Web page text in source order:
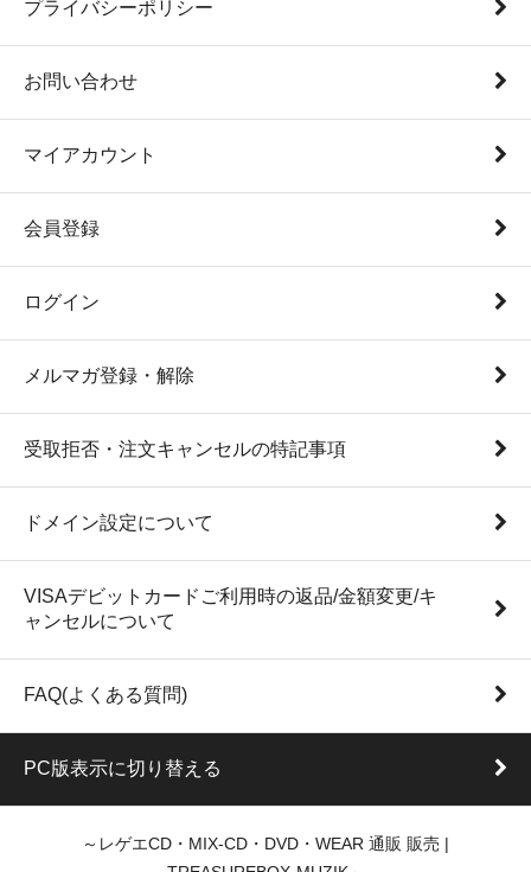
プライバシーポリシー
お問い合わせ
マイアカウント
会員登録
ログイン
メルマガ登録・解除
受取拒否・注文キャンセルの特記事項
ドメイン設定について
VISAデビットカードご利用時の返品/金額変更/キ
ャンセルについて
FAQ(よくある質問)
PC版表示に切り替える
～レゲエCD・MIX-CD・DVD・WEAR 通販 販売 |